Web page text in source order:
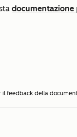
documentazione
feedback della